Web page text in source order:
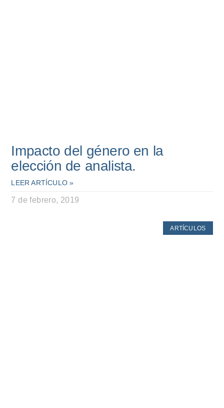
Impacto del género en la
elección de analista.
LEER ARTÍCULO »
7 de febrero, 2019
ARTÍCULOS